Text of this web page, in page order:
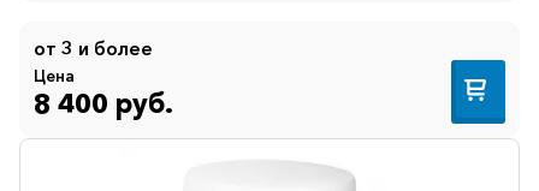
от 3 и более
Цена
8 400 руб.